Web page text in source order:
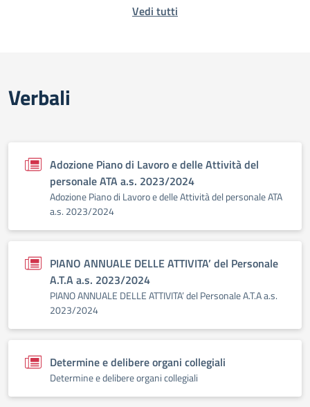
Vedi tutti
Verbali
Adozione Piano di Lavoro e delle Attività del
personale ATA a.s. 2023/2024
Adozione Piano di Lavoro e delle Attività del personale ATA
a.s. 2023/2024
PIANO ANNUALE DELLE ATTIVITA’ del Personale
A.T.A a.s. 2023/2024
PIANO ANNUALE DELLE ATTIVITA’ del Personale A.T.A a.s.
2023/2024
Determine e delibere organi collegiali
Determine e delibere organi collegiali